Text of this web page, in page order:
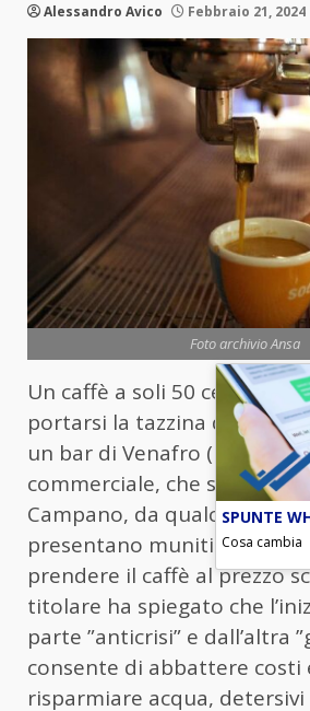
Alessandro Avico Febbraio 21, 2024
Foto archivio Ansa
Un caffè a soli 50
portarsi la tazzina da casa.
un bar di Venafro (Isernia).
commerciale, che si trova su
Campano, da qualche
presentano muniti di tazzina
prendere il caffè al prezzo
titolare ha spiegato che
parte ”anticrisi” e dall’altra
consente di abbattere costi
risparmiare acqua, detersivi
SPUNTE
Cosa cambia